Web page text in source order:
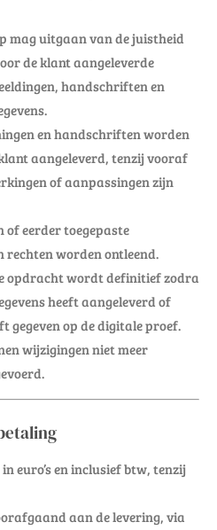
mag uitgaan van de juistheid
de klant aangeleverde
handschriften en
en handschriften worden
aangeleverd, tenzij vooraf
of aanpassingen zijn
of eerder toegepaste
rechten worden ontleend.
opdracht wordt definitief zodra
heeft aangeleverd of
gegeven op de digitale proef.
wijzigingen niet meer
euro’s en inclusief btw, tenzij
aan de levering, via